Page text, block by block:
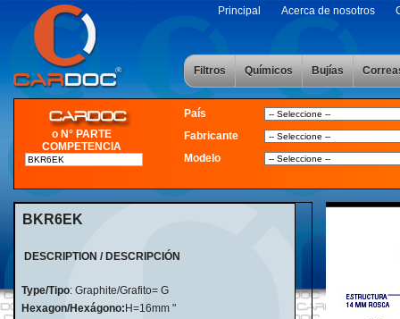
Principal Acerca de nosotros
Filtros Químicos Bujías
o N° PARTE
COMPETENCIA
País
Fabricante
Modelo
BKR6EK
DESCRIPTION / DESCRIPCIÓN
Type/Tipo: Graphite/Grafito= G
Hexagon/Hexágono: H=16mm "